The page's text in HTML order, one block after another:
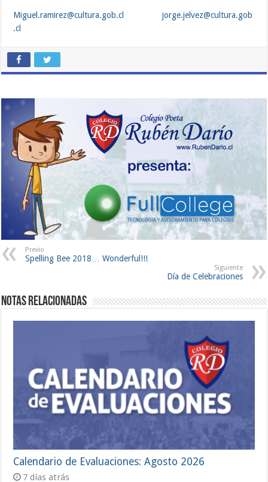
Miguel.ramirez@cultura.gob.cl
jorge.jelvez@cultura.gob
.cl
Previo
Spelling Bee 2018… Wonderful!!!
Siguiente
Día de Celebraciones
Notas Relacionadas
Calendario de Evaluaciones: Agosto 2026
7 días atrás